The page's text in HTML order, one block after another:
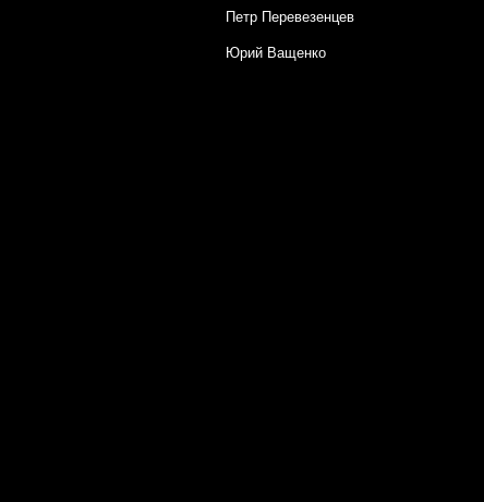
Петр Перевезенцев
Юрий Ващенко